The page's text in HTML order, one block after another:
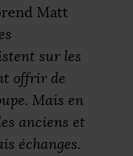
Matt
sur les
offrir de
Mais en
anciens et
échanges.